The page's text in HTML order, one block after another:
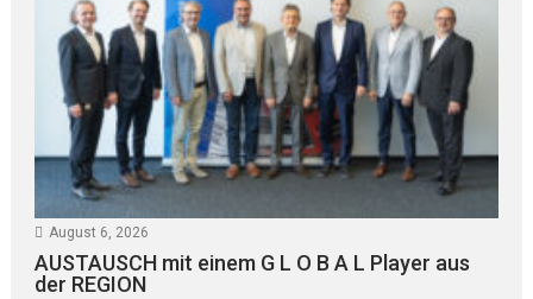
August 6, 2026
AUSTAUSCH mit einem G L O B A L Player aus
der REGION